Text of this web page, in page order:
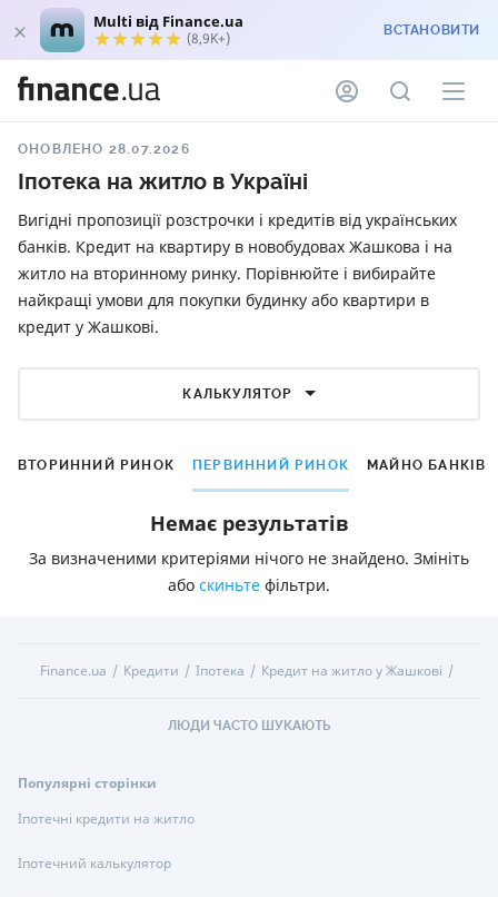
Multi від Finance.ua
(8,9K+) ВСТАНОВИТИ
ОНОВЛЕНО 28.07.2026
Іпотека на житло в Україні
Вигідні пропозиції розстрочки і кредитів від українських
банків. Кредит на квартиру в новобудовах Жашкова і на
житло на вторинному ринку. Порівнюйте і вибирайте
найкращі умови для покупки будинку або квартири в
кредит у Жашкові.
КАЛЬКУЛЯТОР
ВТОРИННИЙ РИНОК ПЕРВИННИЙ РИНОК МАЙНО БАНКІВ
Немає результатів
За визначеними критеріями нічого не знайдено. Змініть
або скиньте фільтри.
Finance.ua Кредити Іпотека Кредит на житло у Жашкові
ЛЮДИ ЧАСТО ШУКАЮТЬ
Популярні сторінки
Іпотечні кредити на житло
Іпотечний калькулятор